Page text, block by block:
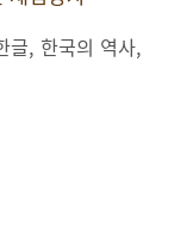
글, 한국의 역사,